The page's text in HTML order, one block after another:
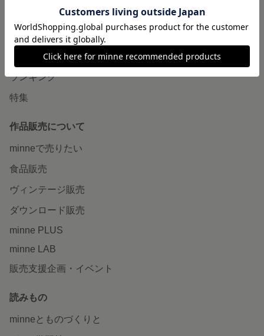
minneで買いたい
作品をさがす
ショップをさがす
ランキング
特集
作品販売について
minneで売りたい
食品販売
ヴィンテージ販売
ダウンロード販売
minne PLUS
minne LAB
販売支援企画・イベント
読みもの
minneとものづくりと